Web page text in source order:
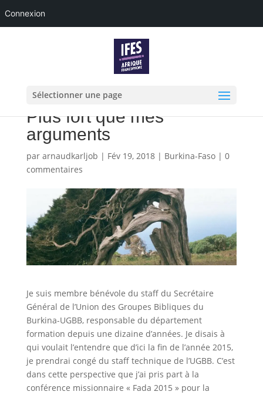
Connexion
Sélectionner une page
Plus fort que mes
arguments
par arnaudkarljob | Fév 19, 2018| Burkina-Faso| 0
commentaires
Je suis membre bénévole du staff du Secrétaire
Général de l’Union des Groupes Bibliques du
Burkina-UGBB, responsable du département
formation depuis une dizaine d’années. Je disais à
qui voulait l’entendre que d’ici la fin de l’année 2015,
je prendrai congé du staff technique de l’UGBB. C’est
dans cette perspective que j’ai pris part à la
conférence missionnaire « Fada 2015 » pour la